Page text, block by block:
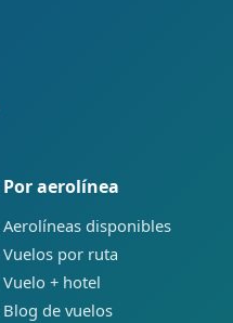
Por aerolínea
Aerolíneas disponibles
Vuelos por ruta
Vuelo + hotel
Blog de vuelos